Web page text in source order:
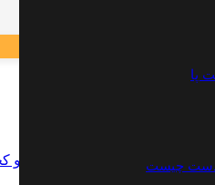
پا
دست چیستمجموعه تمرینات تقویت